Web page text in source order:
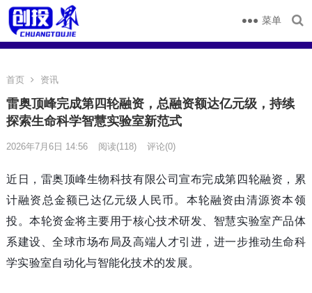
菜单
首页 资讯
雷奥顶峰完成第四轮融资，总融资额达亿元级，持续
探索生命科学智慧实验室新范式
2026年7月6日 14:56 阅读(118) 评论(0)
近日，雷奥顶峰生物科技有限公司宣布完成第四轮融资，累
计融资总金额已达亿元级人民币。本轮融资由清源资本领
投。本轮资金将主要用于核心技术研发、智慧实验室产品体
系建设、全球市场布局及高端人才引进，进一步推动生命科
学实验室自动化与智能化技术的发展。